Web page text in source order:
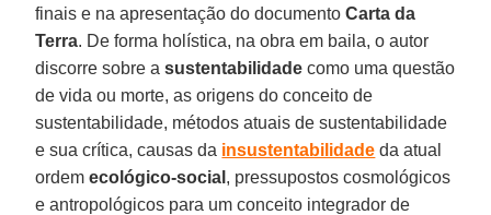
finais e na apresentação do documentoCarta da
Terra. De forma holística, na obra em baila, o autor
discorre sobre asustentabilidade como uma questão
de vida ou morte, as origens do conceito de
sustentabilidade, métodos atuais de sustentabilidade
e sua crítica, causas da insustentabilidade da atual
ordemecológico-social , pressupostos cosmológicos
e antropológicos para um conceito integrador de